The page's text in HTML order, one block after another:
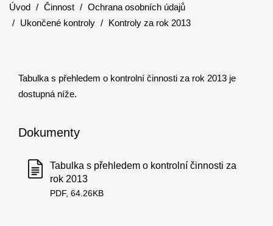
Úvod Činnost
Ochrana osobních údajů
Ukončené kontroly
Kontroly za rok 2013
Tabulka s přehledem o kontrolní činnosti za rok 2013 je
dostupná níže.
Dokumenty
Tabulka s přehledem o kontrolní činnosti za
rok 2013
PDF, 64.26KB